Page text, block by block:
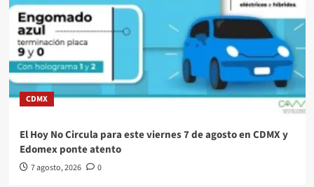
CDMX
El Hoy No Circula para este viernes 7 de agosto en CDMX y
Edomex ponte atento
7 agosto, 2026 0